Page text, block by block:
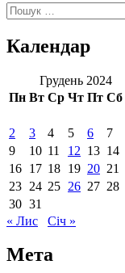
Пошук:
Календар
Грудень 2024
Пн Вт Ср Чт Пт Сб
2
3 4 5 6 7
9
10 11 12 13 14
16 17 18 19 20 21
23 24 25 26 27 28
30 31
« Лис
Січ »
Мета